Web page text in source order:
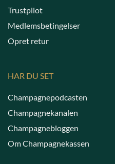
Trustpilot
Medlemsbetingelser
Opret retur
HAR DU SET
Champagnepodcasten
Champagnekanalen
Champagnebloggen
Om Champagnekassen